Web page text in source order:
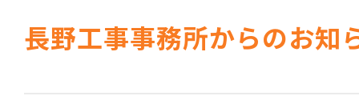
長野工事事務所からのお知